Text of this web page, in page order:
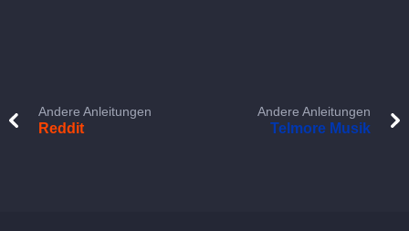
Andere Anleitungen
Reddit
Andere Anleitungen
Telmore Musik